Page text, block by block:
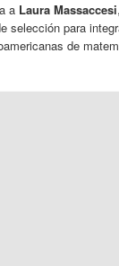
a Laura Massaccesi
selección para
de